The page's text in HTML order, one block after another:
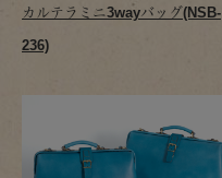
カルテラミニ3wayバッグ(NSB-
236)